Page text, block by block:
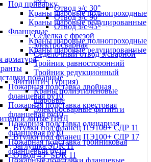
Под приварку
Краны шаровые полнопроходные
Краны шаровые редуцированные
Фланцевые
Краны шаровые полнопроходные
Краны шаровые редуцированные
арматура
пожарные
Пожарная подставка двойная
фланцевая ру10
Пожарная подставка крестовая
фланцевая ру10
Пожарная подставка одинарная
фланцевая ру10
Пожарная подставка тройниковая
фланцевый ру10
Пожарные подставки фланцевые
Отвод э/с 30°
Отвод э/с 90°
Отвод э/с 45°
Седелка с фрезой
электросварная
Седелочный отвод э/сварной
Тройник равносторонний
Тройник редукционный
Фитинги (Турция)
Краны полиэтиленовые
шаровые
Электросварные фитинги
литые ПНД
Втулки под фланец ПЭ100+ СДР 11
Втулки под фланец ПЭ100+ СДР 17
Заглушка SDR 11
Отвод 45° SDR 11